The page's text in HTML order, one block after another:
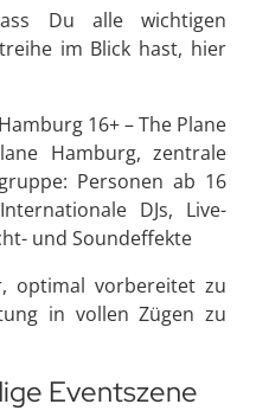
Du alle wichtigen
im Blick hast, hier
16+ – The Plane
Hamburg, zentrale
Personen ab 16
DJs, Live-
und Soundeffekte
optimal vorbereitet zu
in vollen Zügen zu
Eventszene